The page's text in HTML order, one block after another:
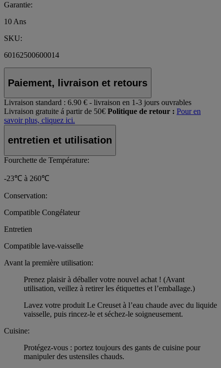
Garantie:
10 Ans
SKU:
60162500600014
Paiement, livraison et retours
Livraison standard : 6.90 € - livraison en 1-3 jours ouvrables
Livraison gratuite á partir de 50€ Politique de retour : Pour en
savoir plus, cliquez ici.
entretien et utilisation
Fourchette de Température:
-23℃ à 260℃
Conservation:
Compatible Congélateur
Entretien
Compatible lave-vaisselle
Avant la première utilisation:
Prenez plaisir à déballer votre nouvel achat ! (Avant
utilisation, veillez à retirer les étiquettes et l’emballage.)
Lavez votre produit Le Creuset à l’eau chaude avec du liquide
vaisselle, puis rincez-le et séchez-le soigneusement.
Cuisine:
Protégez-vous : portez toujours des gants de cuisine pour
manipuler des ustensiles chauds.